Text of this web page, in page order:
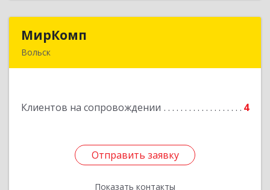
МирКомп
Вольск
Клиентов на сопровождении 4
Отправить заявку
Показать контакты
Подробнее
Отправить заявку
Назад